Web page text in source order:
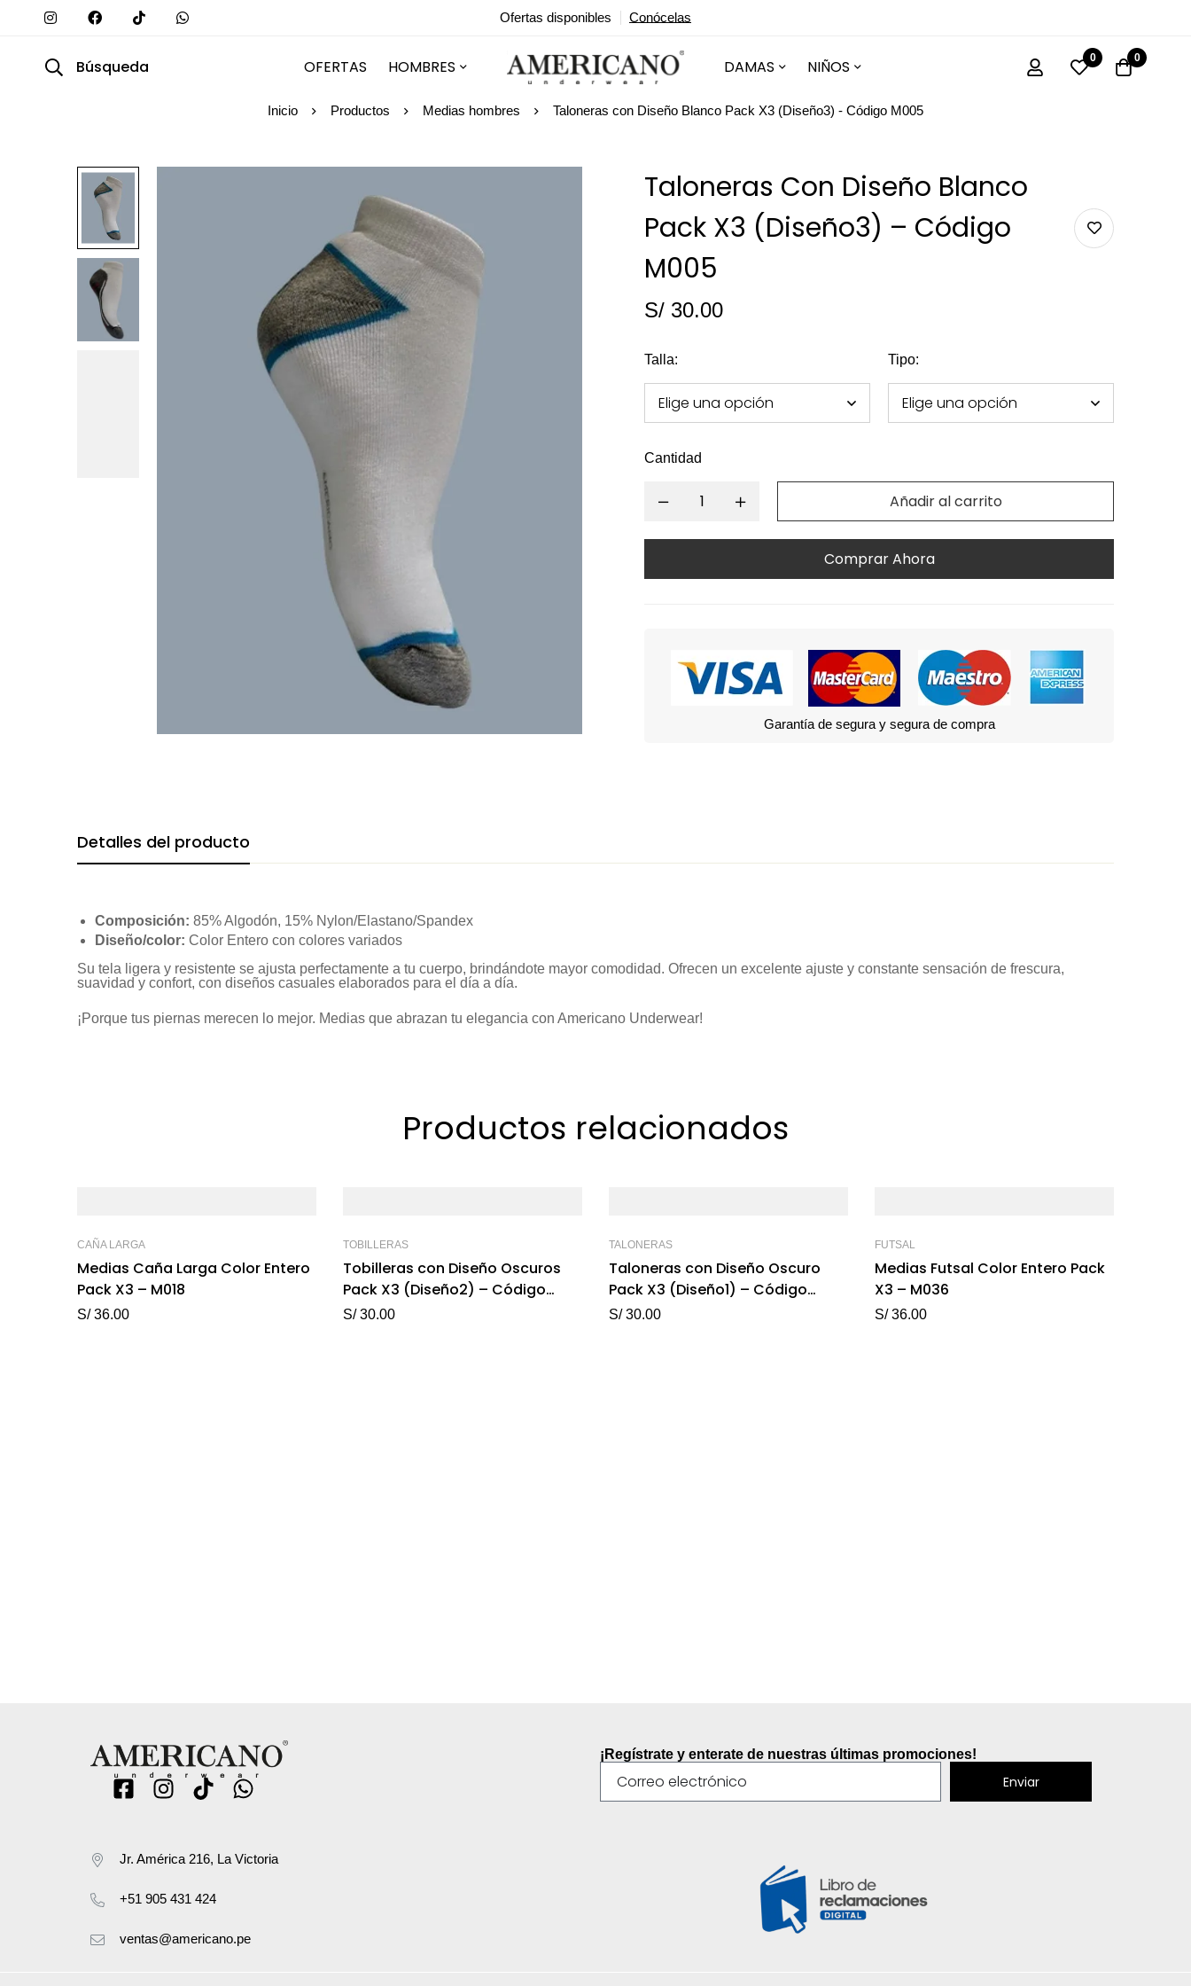
Ofertas disponibles Conócelas
Búsqueda OFERTAS HOMBRES DAMAS NIÑOS 0 0
Inicio Productos Medias hombres Taloneras con Diseño Blanco Pack X3 (Diseño3) - Código M005
Taloneras Con Diseño Blanco
Pack X3 (Diseño3) – Código
M005
S/ 30.00
Talla: Tipo:
Cantidad
Añadir al carrito
Comprar Ahora
Garantía de segura y segura de compra
Detalles del producto
Composición: 85% Algodón, 15% Nylon/Elastano/Spandex
Diseño/color: Color Entero con colores variados
Su tela ligera y resistente se ajusta perfectamente a tu cuerpo, brindándote mayor comodidad. Ofrecen un excelente ajuste y constante sensación de frescura,
suavidad y confort, con diseños casuales elaborados para el día a día.
¡Porque tus piernas merecen lo mejor. Medias que abrazan tu elegancia con Americano Underwear!
Productos relacionados
CAÑA LARGA
Medias Caña Larga Color Entero
Pack X3 – M018
S/36.00
TOBILLERAS
Tobilleras con Diseño Oscuros
Pack X3 (Diseño2) – Código
M001
S/30.00
TALONERAS
Taloneras con Diseño Oscuro
Pack X3 (Diseño1) – Código
M005
S/30.00
FUTSAL
Medias Futsal Color Entero Pack
X3 – M036
S/36.00
¡Regístrate y enterate de nuestras últimas promociones!
Enviar
Jr. América 216, La Victoria
+51 905 431 424
ventas@americano.pe